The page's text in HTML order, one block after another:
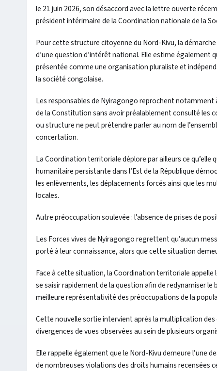
le 21 juin 2026, son désaccord avec la lettre ouverte
président intérimaire de la Coordination nationale de la
Pour cette structure citoyenne du Nord-Kivu, la
d’une question d’intérêt national. Elle estime
présentée comme une organisation pluraliste et
la société congolaise.
Les responsables de Nyiragongo reprochent
de la Constitution sans avoir préalablement consulté les
ou structure ne peut prétendre parler au nom de
concertation.
La Coordination territoriale déplore par ailleurs ce
humanitaire persistante dans l’Est de la République
les enlèvements, les déplacements forcés ainsi que les
locales.
Autre préoccupation soulevée : l’absence de prises de
Les Forces vives de Nyiragongo regrettent qu’aucun
porté à leur connaissance, alors que cette situation
Face à cette situation, la Coordination territoriale
se saisir rapidement de la question afin de redynamiser
meilleure représentativité des préoccupations de la
Cette nouvelle sortie intervient après la multiplication
divergences de vues observées au sein de plusieurs
Elle rappelle également que le Nord-Kivu demeure l’une
de nombreuses violations des droits humains recensées